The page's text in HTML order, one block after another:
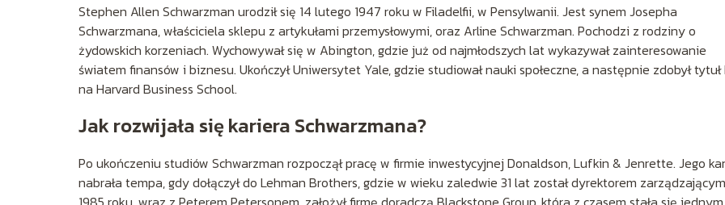
Stephen Allen Schwarzman urodził się 14 lutego 1947 roku w Filadelfii, w Pensylwanii. Jest synem Josepha
Schwarzmana, właściciela sklepu z artykułami przemysłowymi, oraz Arline Schwarzman. Pochodzi z rodziny o
żydowskich korzeniach. Wychowywał się w Abington, gdzie już od najmłodszych lat wykazywał zainteresowanie
światem finansów i biznesu. Ukończył Uniwersytet Yale, gdzie studiował nauki społeczne, a następnie zdobył tytuł
na Harvard Business School.
Jak rozwijała się kariera Schwarzmana?
Po ukończeniu studiów Schwarzman rozpoczął pracę w firmie inwestycyjnej Donaldson, Lufkin & Jenrette. Jego
nabrała tempa, gdy dołączył do Lehman Brothers, gdzie w wieku zaledwie 31 lat został dyrektorem